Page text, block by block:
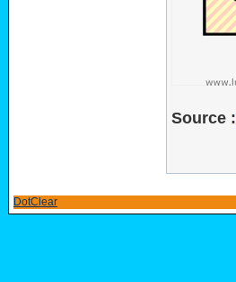
Source :
DotClear